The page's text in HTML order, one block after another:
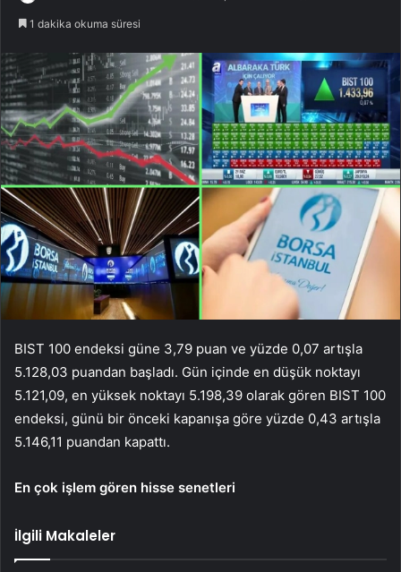
1 dakika okuma süresi
BIST 100 endeksi güne 3,79 puan ve yüzde 0,07 artışla
5.128,03 puandan başladı. Gün içinde en düşük noktayı
5.121,09, en yüksek noktayı 5.198,39 olarak gören BIST 100
endeksi, günü bir önceki kapanışa göre yüzde 0,43 artışla
5.146,11 puandan kapattı.
En çok işlem gören hisse senetleri
İlgili Makaleler